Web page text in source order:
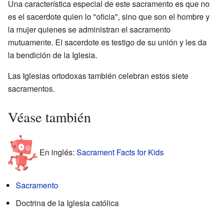
Una característica especial de este sacramento es que no
es el sacerdote quien lo "oficia", sino que son el hombre y
la mujer quienes se administran el sacramento
mutuamente. El sacerdote es testigo de su unión y les da
la bendición de la Iglesia.
Las Iglesias ortodoxas también celebran estos siete
sacramentos.
Véase también
En inglés: Sacrament Facts for Kids
Sacramento
Doctrina de la Iglesia católica